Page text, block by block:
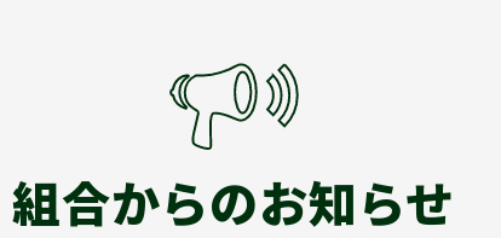
組合からのお知らせ